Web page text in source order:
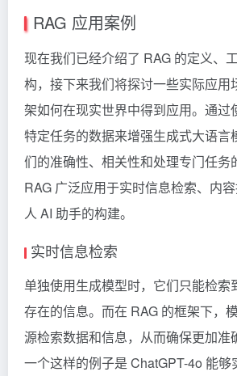
RAG 应用案例
现在我们已经介绍了 RAG 的定义、
构，接下来我们将探讨一些实际应用
架如何在现实世界中得到应用。通过
特定任务的数据来增强生成式大语言
们的准确性、相关性和处理专门任务
RAG 广泛应用于实时信息检索、内
人 AI 助手的构建。
实时信息检索
单独使用生成模型时，它们只能检索
存在的信息。而在 RAG 的框架下，
源检索数据和信息，从而确保更加准
一个这样的例子是 ChatGPT-4o 能